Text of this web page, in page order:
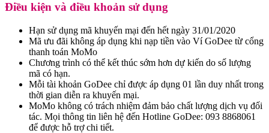
Điều kiện và điều khoản sử dụng
Hạn sử dụng mã khuyến mại đến hết ngày 31/01/2020
Mã ưu đãi không áp dụng khi nạp tiền vào Ví GoDee từ cổng
thanh toán MoMo
Chương trình có thể kết thúc sớm hơn dự kiến do số lượng
mã có hạn.
Mỗi tài khoản GoDee chỉ được áp dụng 01 lần duy nhất trong
thời gian diễn ra khuyến mại.
MoMo không có trách nhiệm đảm bảo chất lượng dịch vụ đối
tác. Mọi thông tin liên hệ đến Hotline GoDee: 093 8868061
để được hỗ trợ chi tiết.